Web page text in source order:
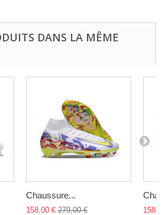
DANS LA MÊME
Chaussure...
158,00 € 279,00 €